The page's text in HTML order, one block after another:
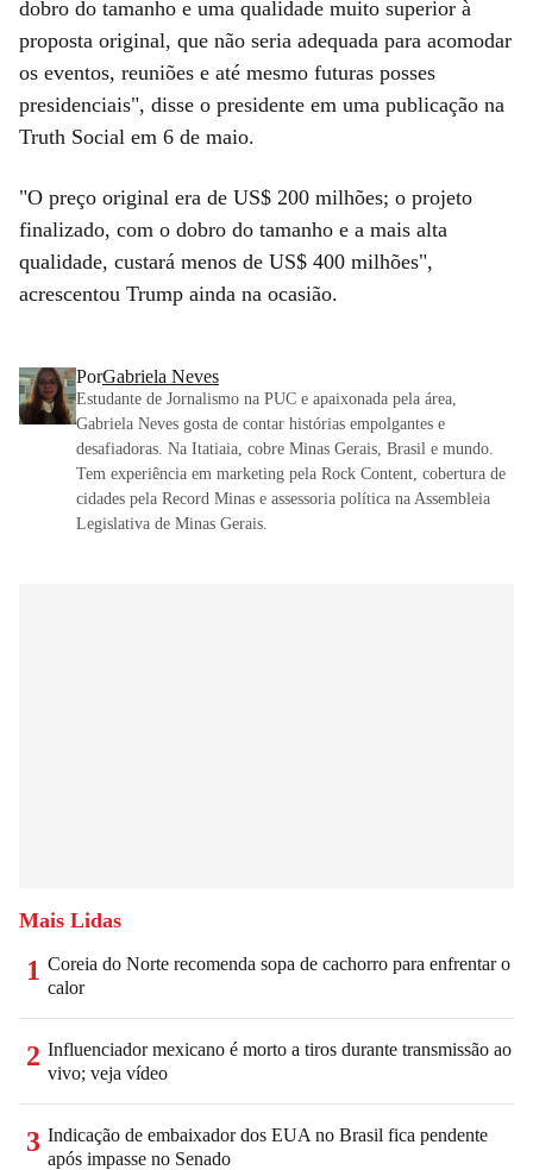
dobro do tamanho e uma qualidade muito superior à
proposta original, que não seria adequada para acomodar
os eventos, reuniões e até mesmo futuras posses
presidenciais", disse o presidente em uma publicação na
Truth Social em 6 de maio.
"O preço original era de US$ 200 milhões; o projeto
finalizado, com o dobro do tamanho e a mais alta
qualidade, custará menos de US$ 400 milhões",
acrescentou Trump ainda na ocasião.
PorGabriela Neves
Estudante de Jornalismo na PUC e apaixonada pela área,
Gabriela Neves gosta de contar histórias empolgantes e
desafiadoras. Na Itatiaia, cobre Minas Gerais, Brasil e mundo.
Tem experiência em marketing pela Rock Content, cobertura de
cidades pela Record Minas e assessoria política na Assembleia
Legislativa de Minas Gerais.
Mais Lidas
1 Coreia do Norte recomenda sopa de cachorro para enfrentar o
calor
2 Influenciador mexicano é morto a tiros durante transmissão ao
vivo; veja vídeo
3 Indicação de embaixador dos EUA no Brasil fica pendente
após impasse no Senado